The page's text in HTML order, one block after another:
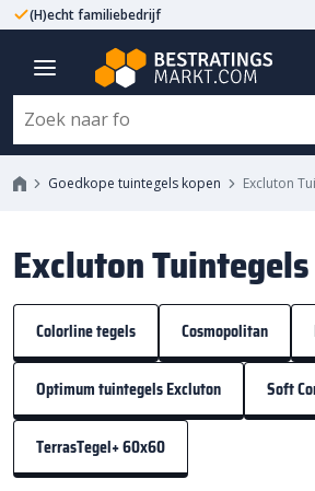
(H)echt familiebedrijf
Goedkope tuintegels kopen Excluton
Excluton Tuintegels
Colorline tegels Cosmopolitan
Optimum tuintegels Excluton Soft
TerrasTegel+ 60x60